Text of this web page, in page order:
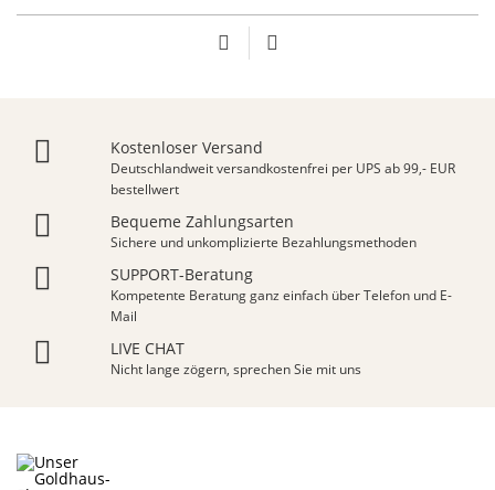
Kostenloser Versand
Deutschlandweit versandkostenfrei per UPS ab 99,- EUR
bestellwert
Bequeme Zahlungsarten
Sichere und unkomplizierte Bezahlungsmethoden
SUPPORT-Beratung
Kompetente Beratung ganz einfach über Telefon und E-
Mail
LIVE CHAT
Nicht lange zögern, sprechen Sie mit uns